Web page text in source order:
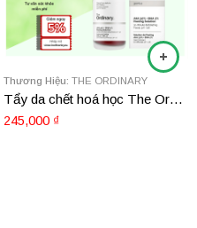
Thương Hiệu: THE ORDINARY
Tẩy da chết hoá học The Ordinary AHA 30%+BHA 2% 30ml
245,000 ₫